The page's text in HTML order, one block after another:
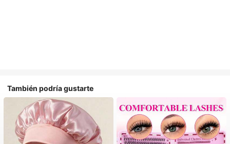
También podría gustarte